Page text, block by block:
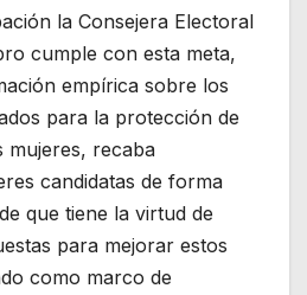
la Consejera Electoral
cumple con esta meta,
empírica sobre los
para la protección de
mujeres, recaba
candidatas de forma
que tiene la virtud de
para mejorar estos
como marco de